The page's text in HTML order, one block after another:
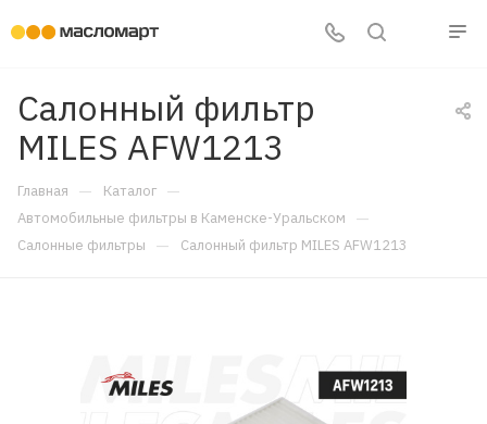
Салонный фильтр
MILES AFW1213
Главная — Каталог —
Автомобильные фильтры в Каменске-Уральском —
Салонные фильтры — Салонный фильтр MILES AFW1213